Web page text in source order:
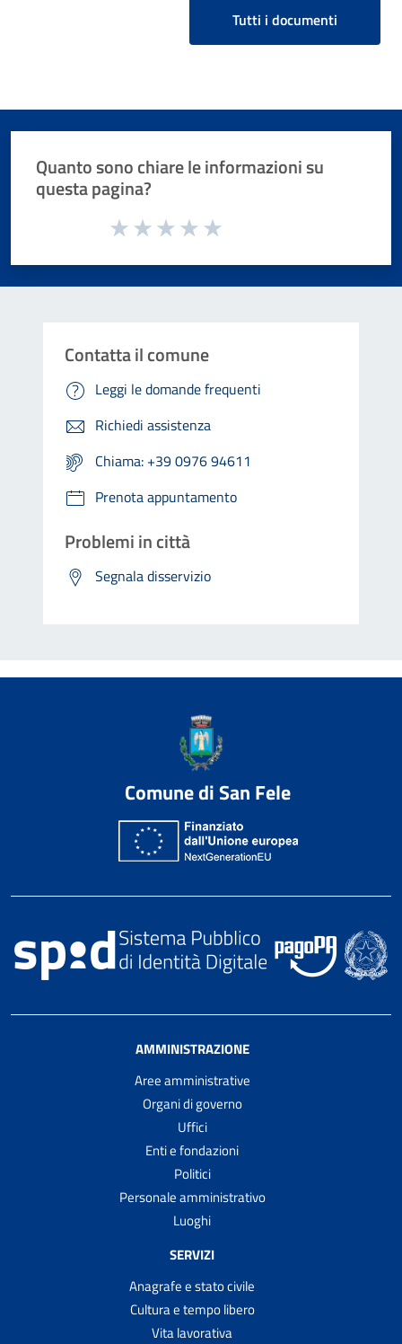
Tutti i documenti
Quanto sono chiare le informazioni su
questa pagina?
Valuta da 1 a 5 stelle la pagina
Contatta il comune
Leggi le domande frequenti
Richiedi assistenza
Chiama: +39 0976 94611
Prenota appuntamento
Problemi in città
Segnala disservizio
Comune di San Fele
AMMINISTRAZIONE
Aree amministrative
Organi di governo
Uffici
Enti e fondazioni
Politici
Personale amministrativo
Luoghi
SERVIZI
Anagrafe e stato civile
Cultura e tempo libero
Vita lavorativa